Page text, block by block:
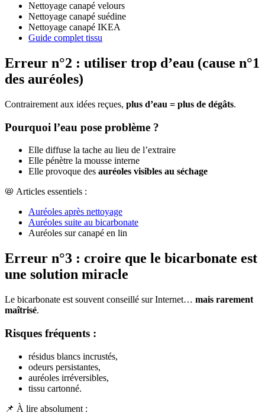
Nettoyage canapé velours
Nettoyage canapé suédine
Nettoyage canapé IKEA
Guide complet tissu
Erreur n°2 : utiliser trop d’eau (cause n°1
des auréoles)
Contrairement aux idées reçues, plus d’eau = plus de dégâts.
Pourquoi l’eau pose problème ?
Elle diffuse la tache au lieu de l’extraire
Elle pénètre la mousse interne
Elle provoque des auréoles visibles au séchage
📛 Articles essentiels :
Auréoles après nettoyage
Auréoles suite au bicarbonate
Auréoles sur canapé en lin
Erreur n°3 : croire que le bicarbonate est
une solution miracle
Le bicarbonate est souvent conseillé sur Internet… mais rarement
maîtrisé.
Risques fréquents :
résidus blancs incrustés,
odeurs persistantes,
auréoles irréversibles,
tissu cartonné.
📌 À lire absolument :